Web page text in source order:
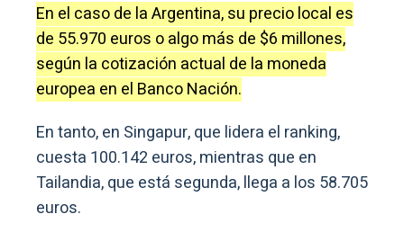
En el caso de la Argentina, su precio local es
de 55.970 euros o algo más de $6 millones,
según la cotización actual de la moneda
europea en el Banco Nación.
En tanto, en Singapur, que lidera el ranking,
cuesta 100.142 euros, mientras que en
Tailandia, que está segunda, llega a los 58.705
euros.